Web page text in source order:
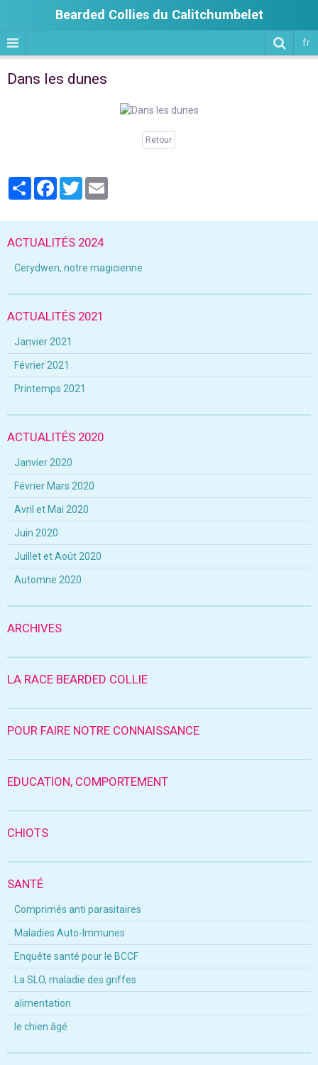
Bearded Collies du Calitchumbelet
fr
Dans les dunes
Retour
PartagerFacebook
Twitter
ACTUALITÉS 2024
Cerydwen, notre magicienne
ACTUALITÉS 2021
Janvier 2021
Février 2021
Printemps 2021
ACTUALITÉS 2020
Janvier 2020
Février Mars 2020
Avril et Mai 2020
Juin 2020
Juillet et Août 2020
Automne 2020
ARCHIVES
LA RACE BEARDED COLLIE
POUR FAIRE NOTRE CONNAISSANCE
EDUCATION, COMPORTEMENT
CHIOTS
SANTÉ
Comprimés anti parasitaires
Maladies Auto-Immunes
Enquête santé pour le BCCF
La SLO, maladie des griffes
alimentation
le chien âgé